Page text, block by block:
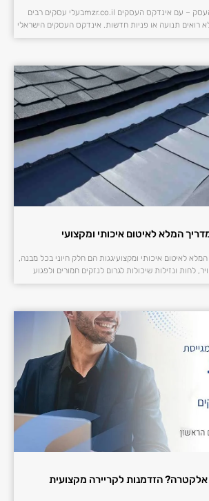
איך להגדיל תנועה לאתר העסק – עם אינדקס העסקים mzr.co.ilבעלי עסקים רבים
רואים תנועה או פניות חדשות. אינדקס העסקים הישראלי
המלא לאיטום איכותי ומקצועי
לאיטום איכותי ומקצועיגגות הם חלק חיוני בכל מבנה,
לחות ונזילות שיכולות לגרום לנזקים חמורים ולפגוע
אלקטרה? הזדמנות לקריירה מקצועית